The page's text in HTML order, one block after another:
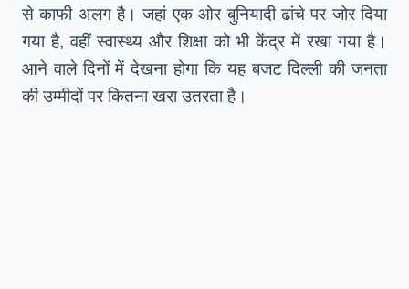
से काफी अलग है। जहां एक ओर बुनियादी ढांचे पर जोर दिया
गया है, वहीं स्वास्थ्य और शिक्षा को भी केंद्र में रखा गया है।
आने वाले दिनों में देखना होगा कि यह बजट दिल्ली की जनता
की उम्मीदों पर कितना खरा उतरता है।